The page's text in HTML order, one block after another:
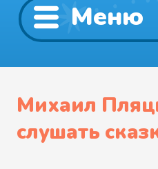
Меню
Михаил
слушать